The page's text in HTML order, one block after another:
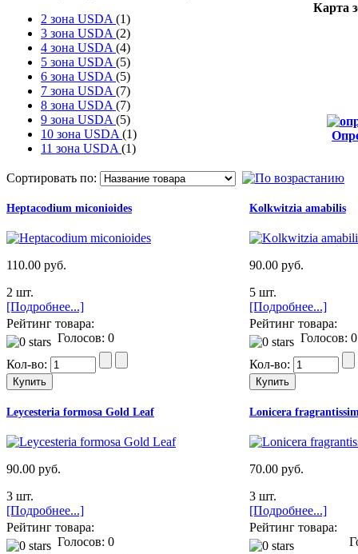
2 зона USDA (1)
3 зона USDA (2)
4 зона USDA (4)
5 зона USDA (5)
6 зона USDA (5)
7 зона USDA (7)
8 зона USDA (7)
9 зона USDA (5)
10 зона USDA (1)
11 зона USDA (1)
Карта
Сортировать по:
Heptacodium miconioides
110.00 руб.
2 шт.
[Подробнее...]
Рейтинг товара:
Голосов: 0
Кол-во:
Kolkwitzia amabilis
90.00 руб.
5 шт.
[Подробнее...]
Рейтинг товара:
Голосов: 0
Кол-во:
Leycesteria formosa Gold Leaf
90.00 руб.
3 шт.
[Подробнее...]
Рейтинг товара:
Голосов: 0
Lonicera
70.00 руб.
3 шт.
[Подробнее...]
Рейтинг товара: